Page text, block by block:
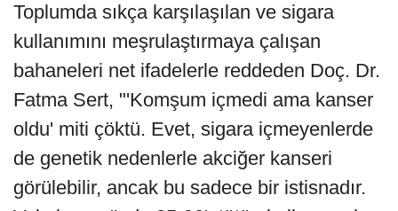
Toplumda sıkça karşılaşılan ve sigara
kullanımını meşrulaştırmaya çalışan
bahaneleri net ifadelerle reddeden Doç. Dr.
Fatma Sert, "'Komşum içmedi ama kanser
oldu' miti çöktü. Evet, sigara içmeyenlerde
de genetik nedenlerle akciğer kanseri
görülebilir, ancak bu sadece bir istisnadır.